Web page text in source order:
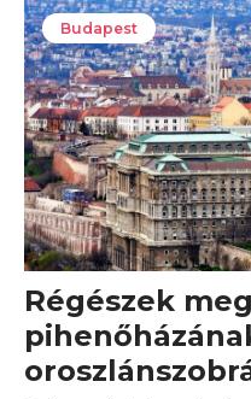
Budapest
Régészek